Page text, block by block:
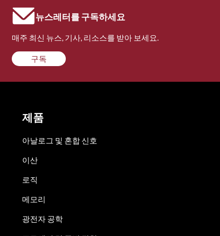
뉴스레터를 구독하세요
매주 최신 뉴스, 기사, 리소스를 받아 보세요.
구독
제품
아날로그 및 혼합 신호
이산
로직
메모리
광전자 공학